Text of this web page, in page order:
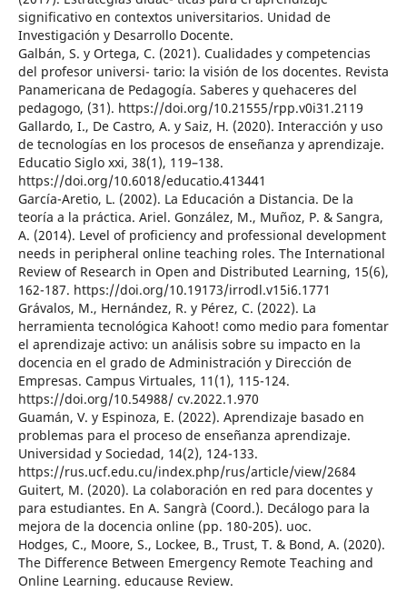
significativo en contextos universitarios. Unidad de
Investigación y Desarrollo Docente.
Galbán, S. y Ortega, C. (2021). Cualidades y competencias
del profesor universi- tario: la visión de los docentes. Revista
Panamericana de Pedagogía. Saberes y quehaceres del
pedagogo, (31). https://doi.org/10.21555/rpp.v0i31.2119
Gallardo, I., De Castro, A. y Saiz, H. (2020). Interacción y uso
de tecnologías en los procesos de enseñanza y aprendizaje.
Educatio Siglo xxi, 38(1), 119–138.
https://doi.org/10.6018/educatio.413441
García-Aretio, L. (2002). La Educación a Distancia. De la
teoría a la práctica. Ariel. González, M., Muñoz, P. & Sangra,
A. (2014). Level of proficiency and professional development
needs in peripheral online teaching roles. The International
Review of Research in Open and Distributed Learning, 15(6),
162-187. https://doi.org/10.19173/irrodl.v15i6.1771
Grávalos, M., Hernández, R. y Pérez, C. (2022). La
herramienta tecnológica Kahoot! como medio para fomentar
el aprendizaje activo: un análisis sobre su impacto en la
docencia en el grado de Administración y Dirección de
Empresas. Campus Virtuales, 11(1), 115-124.
https://doi.org/10.54988/ cv.2022.1.970
Guamán, V. y Espinoza, E. (2022). Aprendizaje basado en
problemas para el proceso de enseñanza aprendizaje.
Universidad y Sociedad, 14(2), 124-133.
https://rus.ucf.edu.cu/index.php/rus/article/view/2684
Guitert, M. (2020). La colaboración en red para docentes y
para estudiantes. En A. Sangrà (Coord.). Decálogo para la
mejora de la docencia online (pp. 180-205). uoc.
Hodges, C., Moore, S., Lockee, B., Trust, T. & Bond, A. (2020).
The Difference Between Emergency Remote Teaching and
Online Learning. educause Review.